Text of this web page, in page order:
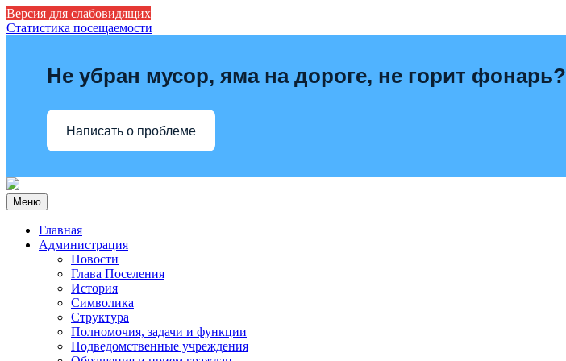
Версия для слабовидящих
Статистика посещаемости
Не убран мусор, яма на дороге, не горит фонарь?
Написать о проблеме
Меню
Главная
Администрация
Новости
Глава Поселения
История
Символика
Структура
Полномочия, задачи и функции
Подведомственные учреждения